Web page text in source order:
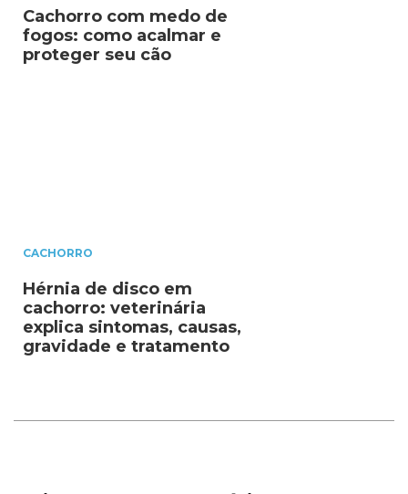
Cachorro com medo de
fogos: como acalmar e
proteger seu cão
CACHORRO
Hérnia de disco em
cachorro: veterinária
explica sintomas, causas,
gravidade e tratamento